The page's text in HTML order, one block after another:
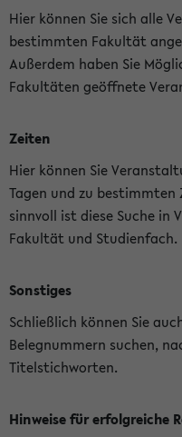
Hier können Sie sich alle
bestimmten Fakultät
Außerdem haben Sie
Fakultäten geöffnete
Zeiten
Hier können Sie
Tagen und zu
sinnvoll ist diese Suche in
Fakultät und Studienfach.
Sonstiges
Schließlich können Sie
Belegnummern suchen,
Titelstichworten.
Hinweise für erfolgreiche